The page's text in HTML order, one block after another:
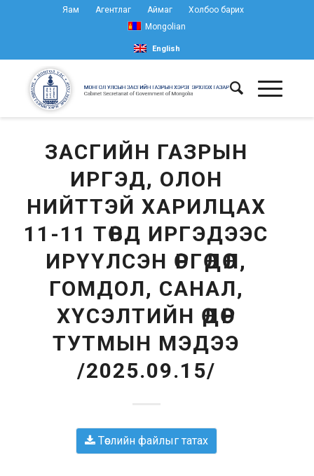
Яам Агентлаг Аймаг
Холбоо барих
Mongolian
English
ЗАСГИЙН ГАЗРЫН
ИРГЭД, ОЛОН
НИЙТТЭЙ ХАРИЛЦАХ
11-11 ТӨВД ИРГЭДЭЭС
ИРҮҮЛСЭН ӨРГӨДӨЛ,
ГОМДОЛ, САНАЛ,
ХҮСЭЛТИЙН ӨДӨР
ТУТМЫН МЭДЭЭ
/2025.09.15/
Төслийн файлыг татах